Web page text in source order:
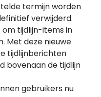
termijn worden
verwijderd.
om tijdlijn-items in
Met deze nieuwe
tijdlijnberichten
bovenaan de tijdlijn
gebruikers nu